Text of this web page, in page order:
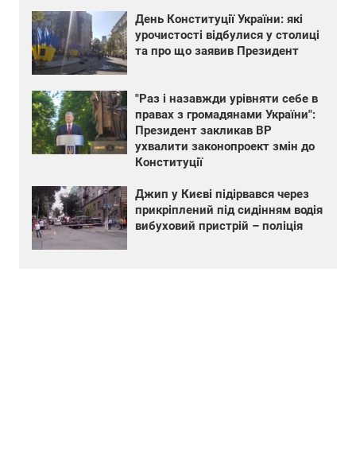
День Конституції України: які
урочистості відбулися у столиці
та про що заявив Президент
"Раз і назавжди урівняти себе в
правах з громадянами України":
Президент закликав ВР
ухвалити законопроект змін до
Конституції
Джип у Києві підірвався через
прикріплений під сидінням водія
вибуховий пристрій – поліція